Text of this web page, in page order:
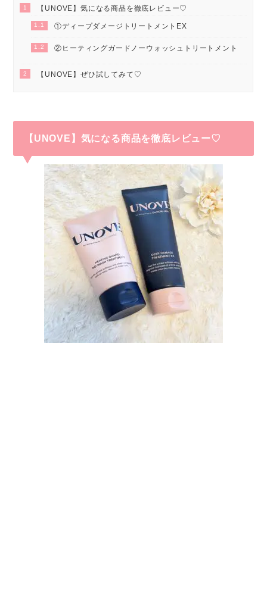
1 【UNOVE】気になる商品を徹底レビュー♡
1.1 ①ディープダメージトリートメントEX
1.2 ②ヒーティングガードノーウォッシュトリートメント
2 【UNOVE】ぜひ試してみて♡
【UNOVE】気になる商品を徹底レビュー♡